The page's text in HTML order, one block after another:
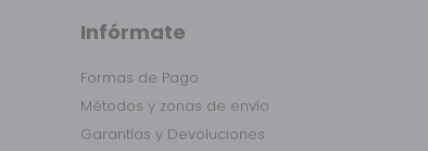
Infórmate
Formas de Pago
Métodos y zonas de envío
Garantías y Devoluciones